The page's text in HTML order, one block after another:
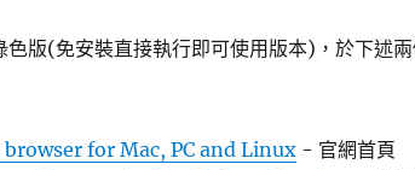
版(免安裝直接執行即可使用版本)，於下述
for Mac, PC and Linux- 官網首頁